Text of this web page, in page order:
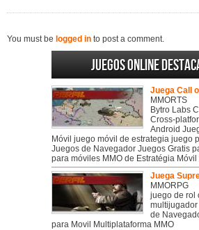
You must be logged in to post a comment.
Juegos online
Juega Call
MMORTS
Bytro Labs
Cross-
Android
Móvil juego móvil de estrategia juego
Juegos de Navegador Juegos Gratis
para móviles MMO de Estratégia Móvil
Juega
MMORPG
juego de rol
de
para Movil Multiplataforma MMO